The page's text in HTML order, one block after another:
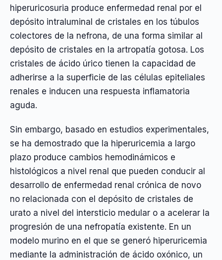
hiperuricosuria produce enfermedad renal por el
depósito intraluminal de cristales en los túbulos
colectores de la nefrona, de una forma similar al
depósito de cristales en la artropatía gotosa. Los
cristales de ácido úrico tienen la capacidad de
adherirse a la superficie de las células epiteliales
renales e inducen una respuesta inflamatoria
aguda.
Sin embargo, basado en estudios experimentales,
se ha demostrado que la hiperuricemia a largo
plazo produce cambios hemodinámicos e
histológicos a nivel renal que pueden conducir al
desarrollo de enfermedad renal crónica de novo
no relacionada con el depósito de cristales de
urato a nivel del intersticio medular o a acelerar la
progresión de una nefropatía existente. En un
modelo murino en el que se generó hiperuricemia
mediante la administración de ácido oxónico, un